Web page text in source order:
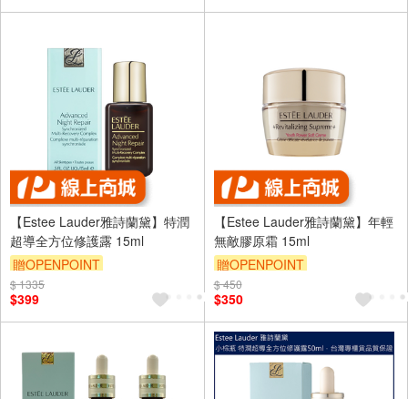
【Estee Lauder雅詩蘭黛】特潤
超導全方位修護露 15ml
贈OPENPOINT
訂單滿 2000 元折抵 100元
（運費不算在 2000 元的範圍
內）
$ 1335
$399
【Estee Lauder雅詩蘭黛】年輕
無敵膠原霜 15ml
贈OPENPOINT
訂單滿 2000 元折抵 100元
（運費不算在 2000 元的範圍
內）
$ 450
$350